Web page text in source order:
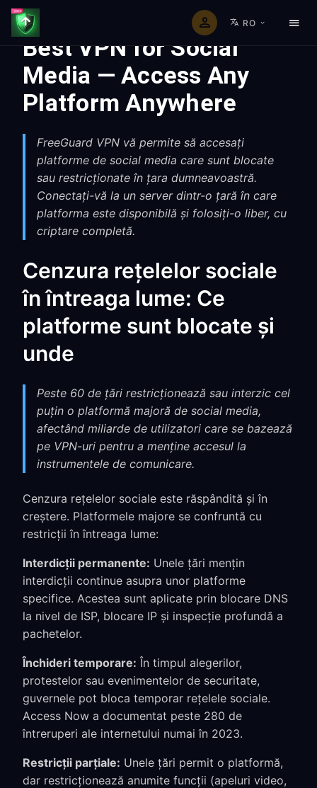
RO
Best VPN for Social
Media — Access Any
Platform Anywhere
FreeGuard VPN vă permite să accesați
platforme de social media care sunt blocate
sau restricționate în țara dumneavoastră.
Conectați-vă la un server dintr-o țară în care
platforma este disponibilă și folosiți-o liber, cu
criptare completă.
Cenzura rețelelor sociale
în întreaga lume: Ce
platforme sunt blocate și
unde
Peste 60 de țări restricționează sau interzic cel
puțin o platformă majoră de social media,
afectând miliarde de utilizatori care se bazează
pe VPN-uri pentru a menține accesul la
instrumentele de comunicare.
Cenzura rețelelor sociale este răspândită și în
creștere. Platformele majore se confruntă cu
restricții în întreaga lume:
Interdicții permanente: Unele țări mențin
interdicții continue asupra unor platforme
specifice. Acestea sunt aplicate prin blocare DNS
la nivel de ISP, blocare IP și inspecție profundă a
pachetelor.
Închideri temporare: În timpul alegerilor,
protestelor sau evenimentelor de securitate,
guvernele pot bloca temporar rețelele sociale.
Access Now a documentat peste 280 de
întreruperi ale internetului numai în 2023.
Restricții parțiale: Unele țări permit o platformă,
dar restricționează anumite funcții (apeluri video,